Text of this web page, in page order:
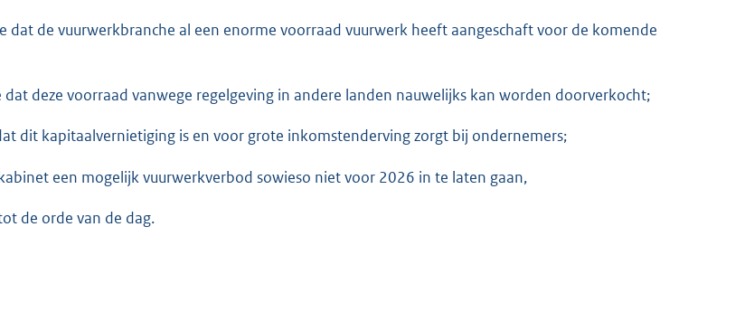
dat de vuurwerkbranche al een enorme voorraad vuurwerk heeft aangeschaft voor de komende
dat deze voorraad vanwege regelgeving in andere landen nauwelijks kan worden doorverkocht;
dit kapitaalvernietiging is en voor grote inkomstenderving zorgt bij ondernemers;
een mogelijk vuurwerkverbod sowieso niet voor 2026 in te laten gaan,
de orde van de dag.